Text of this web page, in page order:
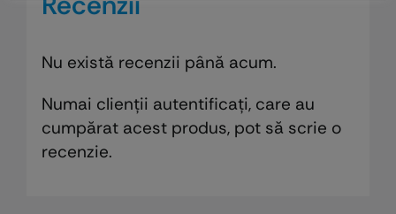
Nu există recenzii până acum.
Numai clienții autentificați, care au
cumpărat acest produs, pot să scrie o
recenzie.